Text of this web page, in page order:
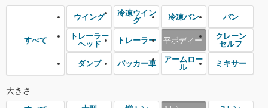
すべて
ウイング
冷凍ウイン
グ
冷凍バン バン
トレーラー
ヘッド
トレーラー 平ボディー
クレーン
セルフ
ダンプ パッカー車
アームロー
ル
ミキサー
大きさ